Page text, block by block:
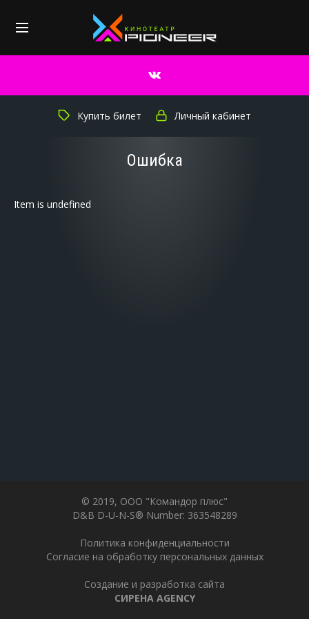
Купить билет Личный кабинет
Ошибка
Item is undefined
© 2019, ООО "Командор плюс"
D&B D-U-N-S®️ Number: 363548289
Политика конфиденциальности
Согласие на обработку персональных данных
Создание и разработка сайта
СИРЕНА AGENCY